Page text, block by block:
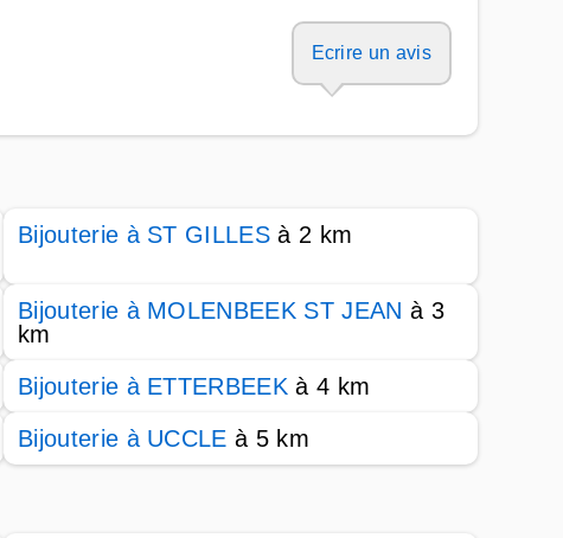
Ecrire un avis
Bijouterie à ST GILLES à 2 km
Bijouterie à MOLENBEEK ST JEAN à 3
km
Bijouterie à ETTERBEEK à 4 km
Bijouterie à UCCLE à 5 km